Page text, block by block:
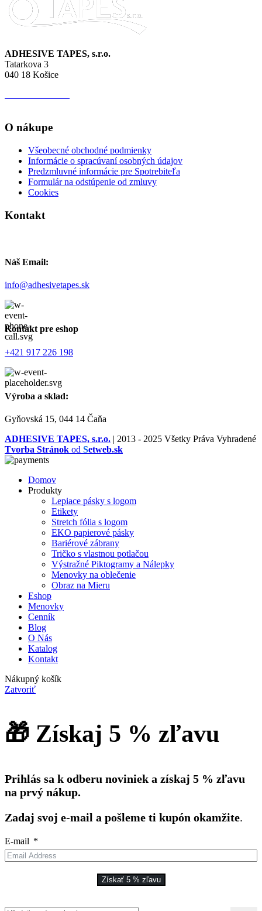
ADHESIVE TAPES, s.r.o.
Tatarkova 3
040 18 Košice
O nákupe
Všeobecné obchodné podmienky
Informácie o spracúvaní osobných údajov
Predzmluvné informácie pre Spotrebiteľa
Formulár na odstúpenie od zmluvy
Cookies
Kontakt
Náš Email:
info@adhesivetapes.sk
Kontakt pre eshop
+421 917 226 198
Výroba a sklad:
Gyňovská 15, 044 14 Čaňa
ADHESIVE TAPES, s.r.o. | 2013 - 2025 Všetky Práva Vyhradené
Tvorba Stránok od Setweb.sk
Domov
Produkty
Lepiace pásky s logom
Etikety
Stretch fólia s logom
EKO papierové pásky
Bariérové zábrany
Tričko s vlastnou potlačou
Výstražné Piktogramy a Nálepky
Menovky na oblečenie
Obraz na Mieru
Eshop
Menovky
Cenník
Blog
O Nás
Katalog
Kontakt
Nákupný košík
Zatvoriť
🎁 Získaj 5 % zľavu
Prihlás sa k odberu noviniek a získaj 5 % zľavu
na prvý nákup.
Zadaj svoj e-mail a pošleme ti kupón okamžite.
E-mail
Získať 5 % zľavu